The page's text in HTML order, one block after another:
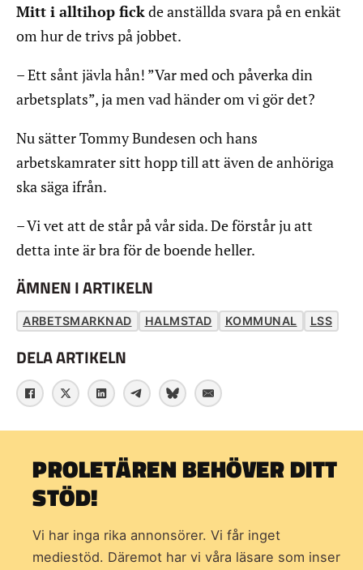
Mitt i alltihop fickde anställda svara på en enkät
om hur de trivs på jobbet.
– Ett sånt jävla hån! ”Var med och påverka din
arbetsplats”, ja men vad händer om vi gör det?
Nu sätter Tommy Bundesen och hans
arbetskamrater sitt hopp till att även de anhöriga
ska säga ifrån.
– Vi vet att de står på vår sida. De förstår ju att
detta inte är bra för de boende heller.
ÄMNEN I ARTIKELN
ARBETSMARKNAD HALMSTAD KOMMUNAL LSS
DELA ARTIKELN
PROLETÄREN BEHÖVER DITT
STÖD!
Vi har inga rika annonsörer. Vi får inget
mediestöd. Däremot har vi våra läsare som inser